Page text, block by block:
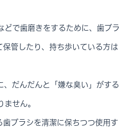
どで歯磨きをするために、歯ブラ
保管したり、持ち歩いている方は
、だんだんと「嫌な臭い」がする
せん。
ブラシを清潔に保ちつつ使用す